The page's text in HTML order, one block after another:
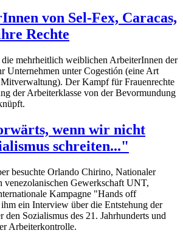
von Sel-Fex, Caracas,
Rechte
mehrheitlich weiblichen ArbeiterInnen der
Unternehmen unter Cogestión (eine Art
Der Kampf für Frauenrechte
der Arbeiterklasse von der Bevormundung
wenn wir nicht
schreiten..."
besuchte Orlando Chirino, Nationaler
venezolanischen Gewerkschaft UNT,
Kampagne "Hands off
ein Interview über die Entstehung der
Sozialismus des 21. Jahrhunderts und
Arbeiterkontrolle.